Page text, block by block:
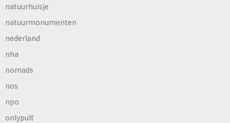
natuurhuisje
natuurmonumenten
nederland
nha
nomads
nos
npo
onlypult